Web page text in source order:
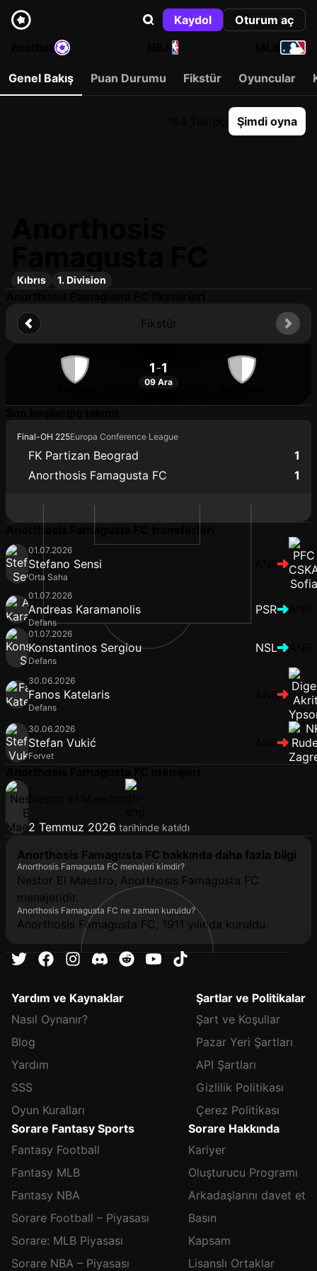
Kaydol
Oturum aç
NBA
Genel Bakış Puan Durumu Fikstür Oyuncular
Şimdi oyna
Kıbrıs 1. Division
Fikstür
1-1
09 Ara
Final-OH 225Europa Conference League
FK Partizan Beograd
1
1
Anorthosis Famagusta FC
01.07.2026
Stefano Sensi
Orta Saha
ANR
01.07.2026
Andreas Karamanolis
Defans
PSR
01.07.2026
Konstantinos Sergiou
Defans
NSL
30.06.2026
Fanos Katelaris
Defans
ANR
30.06.2026
Stefan Vukić
Forvet
ANR
2 Temmuz 2026 tarihinde katıldı
Anorthosis Famagusta FC hakkında daha fazla bilgi
Anorthosis Famagusta FC menajeri kimdir?
Nestor El Maestro, Anorthosis Famagusta FC
menajeridir.
Anorthosis Famagusta FC ne zaman kuruldu?
Anorthosis Famagusta FC, 1911 yılında kuruldu.
Yardım ve Kaynaklar
Nasıl Oynanır?
Blog
Yardım
SSS
Oyun Kuralları
Şartlar ve Politikalar
Şart ve Koşullar
Pazar Yeri Şartları
API Şartları
Gizlilik Politikası
Çerez Politikası
Sorare Fantasy Sports
Fantasy Football
Fantasy MLB
Fantasy NBA
Sorare Football – Piyasası
Sorare: MLB Piyasası
Sorare NBA – Piyasası
Sorare Hakkında
Kariyer
Oluşturucu Programı
Arkadaşlarını davet et
Basın
Kapsam
Lisanslı Ortaklar